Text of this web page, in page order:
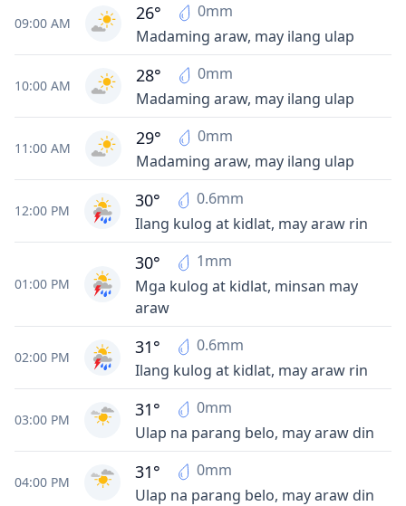
09:00 AM
Madaming araw, may ilang ulap
26° 0mm
10:00 AM
Madaming araw, may ilang ulap
28° 0mm
11:00 AM
Madaming araw, may ilang ulap
29° 0mm
12:00 PM
Ilang kulog at kidlat, may araw rin
30° 0.6mm
01:00 PM
Mga kulog at kidlat, minsan may
araw
30° 1mm
02:00 PM
Ilang kulog at kidlat, may araw rin
31° 0.6mm
03:00 PM
Ulap na parang belo, may araw din
31° 0mm
04:00 PM
Ulap na parang belo, may araw din
31° 0mm